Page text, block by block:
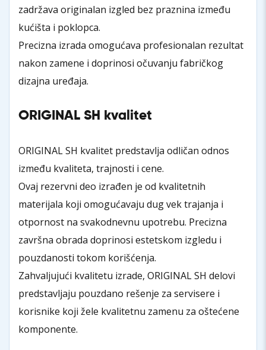
zadržava originalan izgled bez praznina između
kućišta i poklopca.
Precizna izrada omogućava profesionalan rezultat
nakon zamene i doprinosi očuvanju fabričkog
dizajna uređaja.
ORIGINAL SH kvalitet
ORIGINAL SH kvalitet predstavlja odličan odnos
između kvaliteta, trajnosti i cene.
Ovaj rezervni deo izrađen je od kvalitetnih
materijala koji omogućavaju dug vek trajanja i
otpornost na svakodnevnu upotrebu. Precizna
završna obrada doprinosi estetskom izgledu i
pouzdanosti tokom korišćenja.
Zahvaljujući kvalitetu izrade, ORIGINAL SH delovi
predstavljaju pouzdano rešenje za servisere i
korisnike koji žele kvalitetnu zamenu za oštećene
komponente.